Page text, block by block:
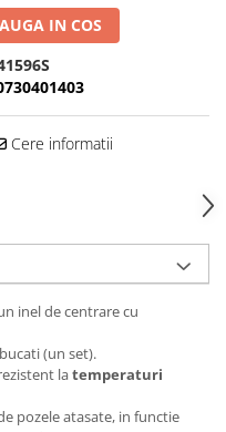
IN COS
Cere informatii
inel de centrare cu
(un set).
latemperaturi
pozele atasate, in functie